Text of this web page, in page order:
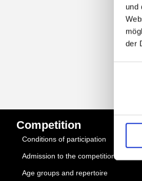
und
der
Competition
Conditions of participation
Admission to the competition
Age groups and repertoire